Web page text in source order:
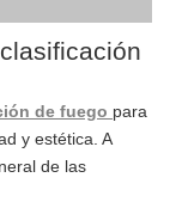
de fuego para
y estética. A
de las